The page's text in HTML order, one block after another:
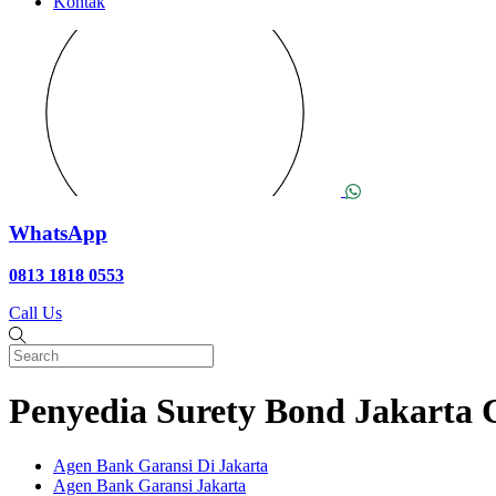
WhatsApp
0813 1818 0553
Call Us
Penyedia Surety Bond Jakarta
Agen Bank Garansi Di Jakarta
Agen Bank Garansi Jakarta